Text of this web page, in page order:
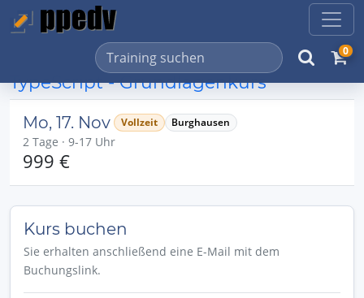
0
TypeScript - Grundlagenkurs
Mo, 17. Nov Vollzeit Burghausen
2 Tage · 9-17 Uhr
999 €
Kurs buchen
Sie erhalten anschließend eine E-Mail mit dem
Buchungslink.